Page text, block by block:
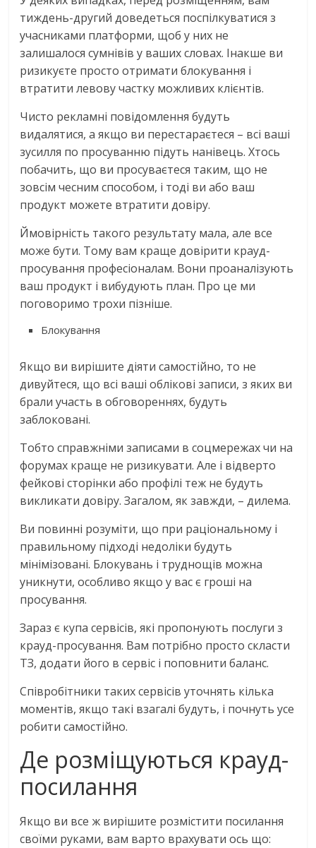
тиждень-другий доведеться поспілкуватися з
учасниками платформи, щоб у них не
залишалося сумнівів у ваших словах. Інакше ви
ризикуєте просто отримати блокування і
втратити левову частку можливих клієнтів.
Чисто рекламні повідомлення будуть
видалятися, а якщо ви перестараєтеся – всі ваші
зусилля по просуванню підуть нанівець. Хтось
побачить, що ви просуваєтеся таким, що не
зовсім чесним способом, і тоді ви або ваш
продукт можете втратити довіру.
Ймовірність такого результату мала, але все
може бути. Тому вам краще довірити крауд-
просування професіоналам. Вони проаналізують
ваш продукт і вибудують план. Про це ми
поговоримо трохи пізніше.
Блокування
Якщо ви вирішите діяти самостійно, то не
дивуйтеся, що всі ваші облікові записи, з яких ви
брали участь в обговореннях, будуть
заблоковані.
Тобто справжніми записами в соцмережах чи на
форумах краще не ризикувати. Але і відверто
фейкові сторінки або профілі теж не будуть
викликати довіру. Загалом, як завжди, – дилема.
Ви повинні розуміти, що при раціональному і
правильному підході недоліки будуть
мінімізовані. Блокувань і труднощів можна
уникнути, особливо якщо у вас є гроші на
просування.
Зараз є купа сервісів, які пропонують послуги з
крауд-просування. Вам потрібно просто скласти
ТЗ, додати його в сервіс і поповнити баланс.
Співробітники таких сервісів уточнять кілька
моментів, якщо такі взагалі будуть, і почнуть усе
робити самостійно.
Де розміщуються крауд-
посилання
Якщо ви все ж вирішите розмістити посилання
своїми руками, вам варто врахувати ось що: